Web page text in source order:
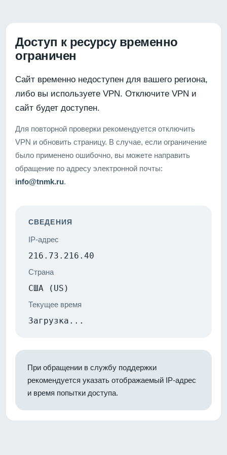
Доступ к ресурсу временно
ограничен
Сайт временно недоступен для вашего региона,
либо вы используете VPN. Отключите VPN и
сайт будет доступен.
Для повторной проверки рекомендуется отключить
VPN и обновить страницу. В случае, если ограничение
было применено ошибочно, вы можете направить
обращение по адресу электронной почты:
info@tnmk.ru.
СВЕДЕНИЯ
IP-адрес
216.73.216.40
Страна
США (US)
Текущее время
Загрузка...
При обращении в службу поддержки
рекомендуется указать отображаемый IP-адрес
и время попытки доступа.